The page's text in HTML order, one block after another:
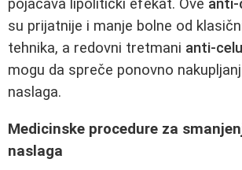
pojačava lipolitički efekat. Ove anti-
su prijatnije i manje bolne od
tehnika, a redovni tretmani anti-
mogu da spreče ponovno
naslaga.
Medicinske procedure za
naslaga